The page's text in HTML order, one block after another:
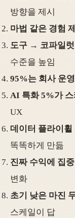
방향을 제시
마법 같은 경험
도구 → 코파일
수준을 높임
95%는 회사 운영
AI 특화 5%가
UX
데이터 플라이휠
똑똑하게 만듦
진짜 수익에 집중
변화
초기 낮은 마진
스케일이 답